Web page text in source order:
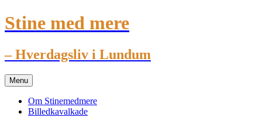
Stine med mere
– Hverdagsliv i Lundum
Menu Skip
to
content
Om Stinemedmere
Billedkavalkade